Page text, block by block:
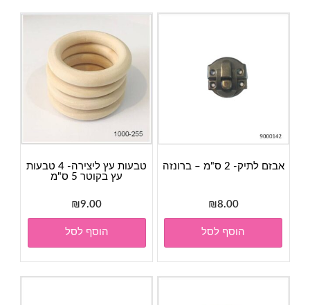
אבזם לתיק- 2 ס"מ – ברונזה
₪8.00
הוסף לסל
טבעות עץ ליצירה- 4 טבעות
עץ בקוטר 5 ס"מ
₪9.00
הוסף לסל